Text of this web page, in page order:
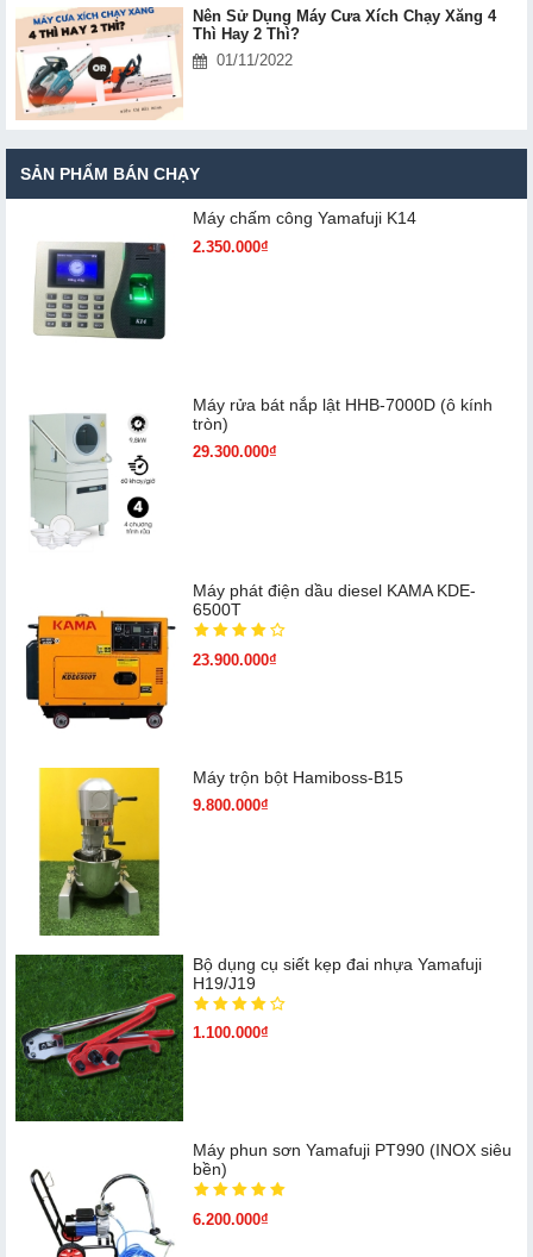
Nên Sử Dụng Máy Cưa Xích Chạy Xăng 4
Thì Hay 2 Thì?
01/11/2022
SẢN PHẨM BÁN CHẠY
Máy chấm cô​ng Yamafuji K14
2.350.000₫
Máy rửa bát nắp lật HHB-7000D (ô kính
tròn)
29.300.000₫
Máy phát điện dầu diesel KAMA KDE-
6500T
23.900.000₫
Máy trộn bột Hamiboss-B15
9.800.000₫
Bộ dụng cụ siết kẹp đai nhựa Yamafuji
H19/J19
1.100.000₫
Máy phun sơn Yamafuji PT990 (INOX siêu
bền)
6.200.000₫